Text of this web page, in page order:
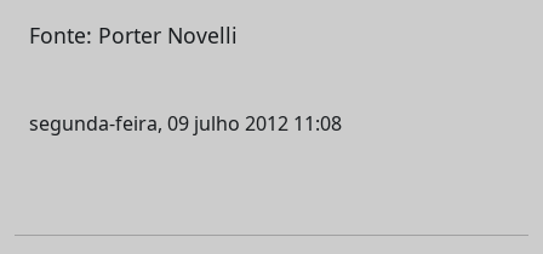
Fonte: Porter Novelli
segunda-feira, 09 julho 2012 11:08